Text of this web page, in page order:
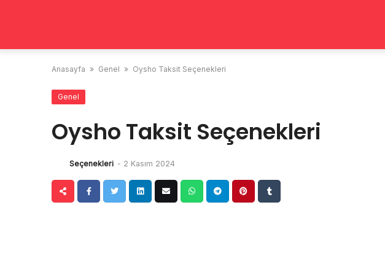
Anasayfa » Genel » Oysho Taksit Seçenekleri
Genel
Oysho Taksit Seçenekleri
Seçenekleri - 2 Kasım 2024